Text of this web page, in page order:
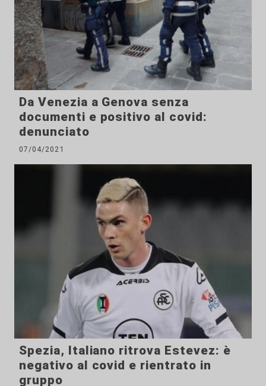
Da Venezia a Genova senza
documenti e positivo al covid:
denunciato
07/04/2021
Spezia, Italiano ritrova Estevez: è
negativo al covid e rientrato in
gruppo